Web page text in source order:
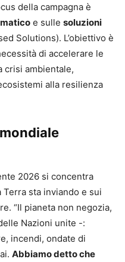
della campagna è
e sulle soluzioni
Solutions). L’obiettivo è
di accelerare le
crisi ambientale,
alla resilienza
2026 si concentra
sta inviando e sui
“Il pianeta non negozia,
Nazioni unite -:
incendi, ondate di
Abbiamo detto che